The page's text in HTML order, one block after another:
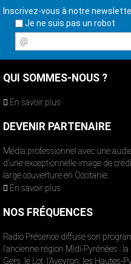
Inscrivez-vous à notre
Je ne suis pas un robot
@
QUI SOMMES-NOUS ?
En savoir plus
DEVENIR PARTENAIRE
Média professionnel avec une
d’une exceptionnelle image de
large couverture en Occitanie.
En savoir plus
NOS FRÉQUENCES
Radio Présence diffuse son
l’ancienne région Midi-Pyrénées :
Gers, le Lot, l’Aveyron, les Hautes-